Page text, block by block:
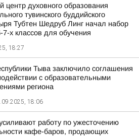
центр духовного образования
тувинского буддийского
Тубтен Шедруб Линг начал набор
7-х классов для обучения
18:27
Тыва заключило соглашения
с образовательными
региона
18:06
работу по ужесточению
кафе-баров, продающих